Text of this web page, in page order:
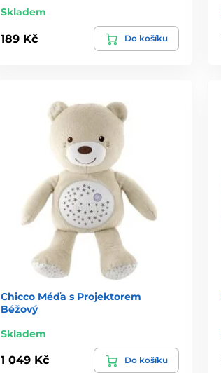
Skladem
189 Kč Do košíku
Chicco Méďa s Projektorem
Béžový
Skladem
1 049 Kč Do košíku